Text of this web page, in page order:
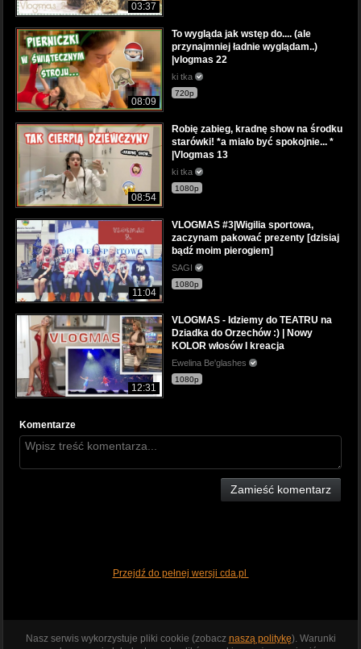
03:37
08:09
To wygląda jak wstęp do.... (ale
przynajmniej ładnie wyglądam..)
|vlogmas 22
ki tka
720p
08:54
Robię zabieg, kradnę show na środku
starówki! *a miało być spokojnie... *
|Vlogmas 13
ki tka
1080p
11:04
VLOGMAS #3|Wigilia sportowa,
zaczynam pakować prezenty [dzisiaj
bądź moim pierogiem]
SAGI
1080p
12:31
VLOGMAS - Idziemy do TEATRU na
Dziadka do Orzechów :) | Nowy
KOLOR włosów I kreacja
Ewelina Be'glashes
1080p
Komentarze
Zamieść komentarz
Przejdź do pełnej wersji cda.pl
Nasz serwis wykorzystuje pliki cookie (zobacz naszą politykę). Warunki